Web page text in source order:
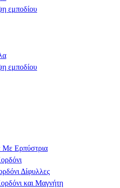
εμποδίου
εμποδίου
Με Ερπύστρια
Δίφυλλες
και Μαγνήτη